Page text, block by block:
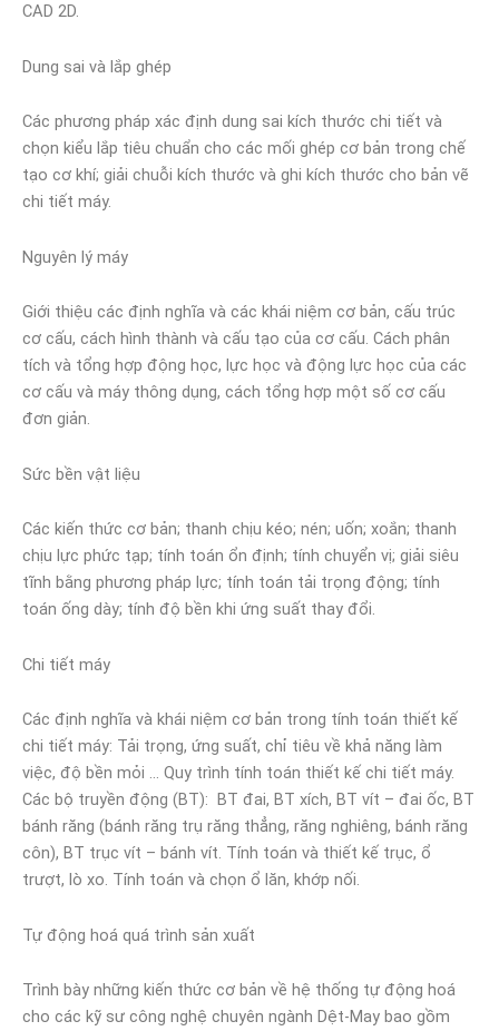
CAD 2D.
Dung sai và lắp ghép
Các phương pháp xác định dung sai kích thước chi tiết và
chọn kiểu lắp tiêu chuẩn cho các mối ghép cơ bản trong chế
tạo cơ khí; giải chuỗi kích thước và ghi kích thước cho bản vẽ
chi tiết máy.
Nguyên lý máy
Giới thiệu các định nghĩa và các khái niệm cơ bản, cấu trúc
cơ cấu, cách hình thành và cấu tạo của cơ cấu. Cách phân
tích và tổng hợp động học, lực học và động lực học của các
cơ cấu và máy thông dụng, cách tổng hợp một số cơ cấu
đơn giản.
Sức bền vật liệu
Các kiến thức cơ bản; thanh chịu kéo; nén; uốn; xoắn; thanh
chịu lực phức tạp; tính toán ổn định; tính chuyển vị; giải siêu
tĩnh bằng phương pháp lực; tính toán tải trọng động; tính
toán ống dày; tính độ bền khi ứng suất thay đổi.
Chi tiết máy
Các định nghĩa và khái niệm cơ bản trong tính toán thiết kế
chi tiết máy: Tải trọng, ứng suất, chỉ tiêu về khả năng làm
việc, độ bền mỏi … Quy trình tính toán thiết kế chi tiết máy.
Các bộ truyền động (BT): BT đai, BT xích, BT vít – đai ốc, BT
bánh răng (bánh răng trụ răng thẳng, răng nghiêng, bánh răng
côn), BT trục vít – bánh vít. Tính toán và thiết kế trục, ổ
trượt, lò xo. Tính toán và chọn ổ lăn, khớp nối.
Tự động hoá quá trình sản xuất
Trình bày những kiến thức cơ bản về hệ thống tự động hoá
cho các kỹ sư công nghệ chuyên ngành Dệt-May bao gồm